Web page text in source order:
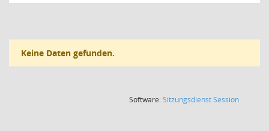
Keine Daten gefunden.
Software:SitzungsdienstSession(Wird in